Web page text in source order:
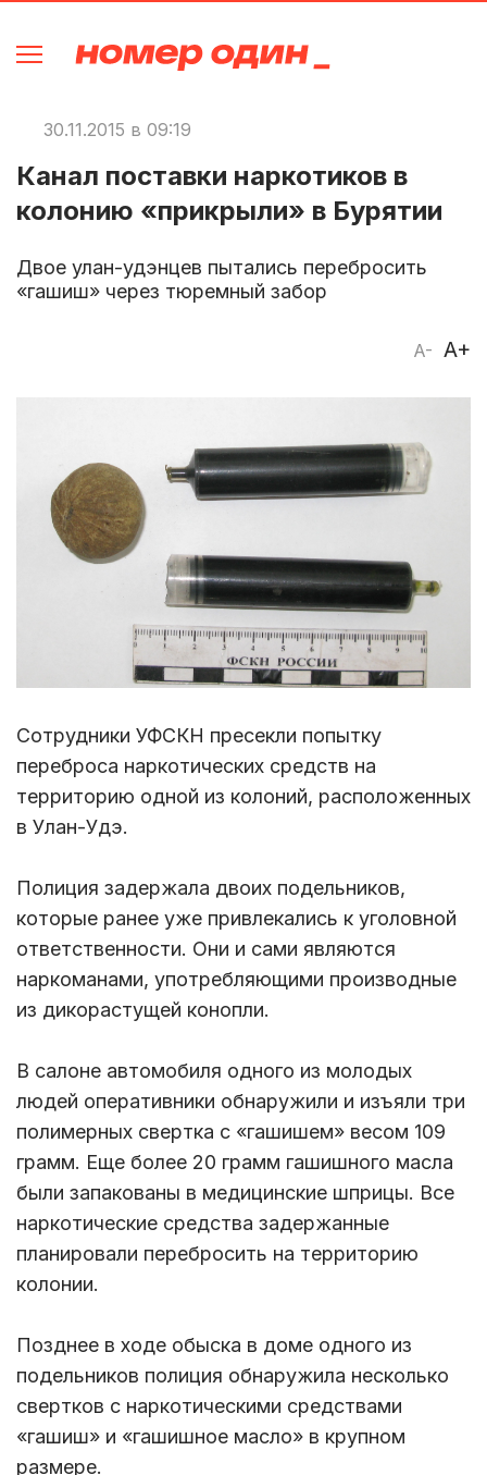
30.11.2015 в 09:19
Канал поставки наркотиков в
колонию «прикрыли» в Бурятии
Двое улан-удэнцев пытались перебросить
«гашиш» через тюремный забор
A- A+
Сотрудники УФСКН пресекли попытку
переброса наркотических средств на
территорию одной из колоний, расположенных
в Улан-Удэ.
Полиция задержала двоих подельников,
которые ранее уже привлекались к уголовной
ответственности. Они и сами являются
наркоманами, употребляющими производные
из дикорастущей конопли.
В салоне автомобиля одного из молодых
людей оперативники обнаружили и изъяли три
полимерных свертка с «гашишем» весом 109
грамм. Еще более 20 грамм гашишного масла
были запакованы в медицинские шприцы. Все
наркотические средства задержанные
планировали перебросить на территорию
колонии.
Позднее в ходе обыска в доме одного из
подельников полиция обнаружила несколько
свертков с наркотическими средствами
«гашиш» и «гашишное масло» в крупном
размере.